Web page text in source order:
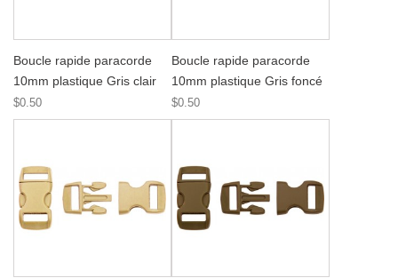
Boucle rapide paracorde
10mm plastique Gris clair
$0.50
Boucle rapide paracorde
10mm plastique Gris foncé
$0.50